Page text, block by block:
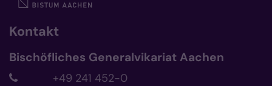
Kontakt
Bischöfliches Generalvikariat Aachen
+49 241 452-0